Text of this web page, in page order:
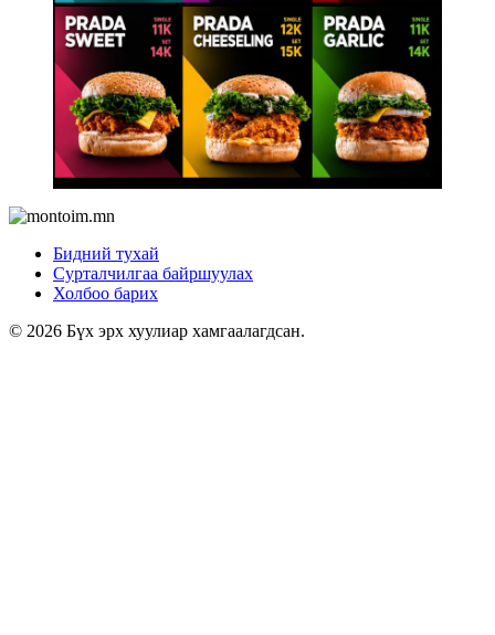
Бидний тухай
Сурталчилгаа байршуулах
Холбоо барих
© 2026 Бүх эрх хуулиар хамгаалагдсан.